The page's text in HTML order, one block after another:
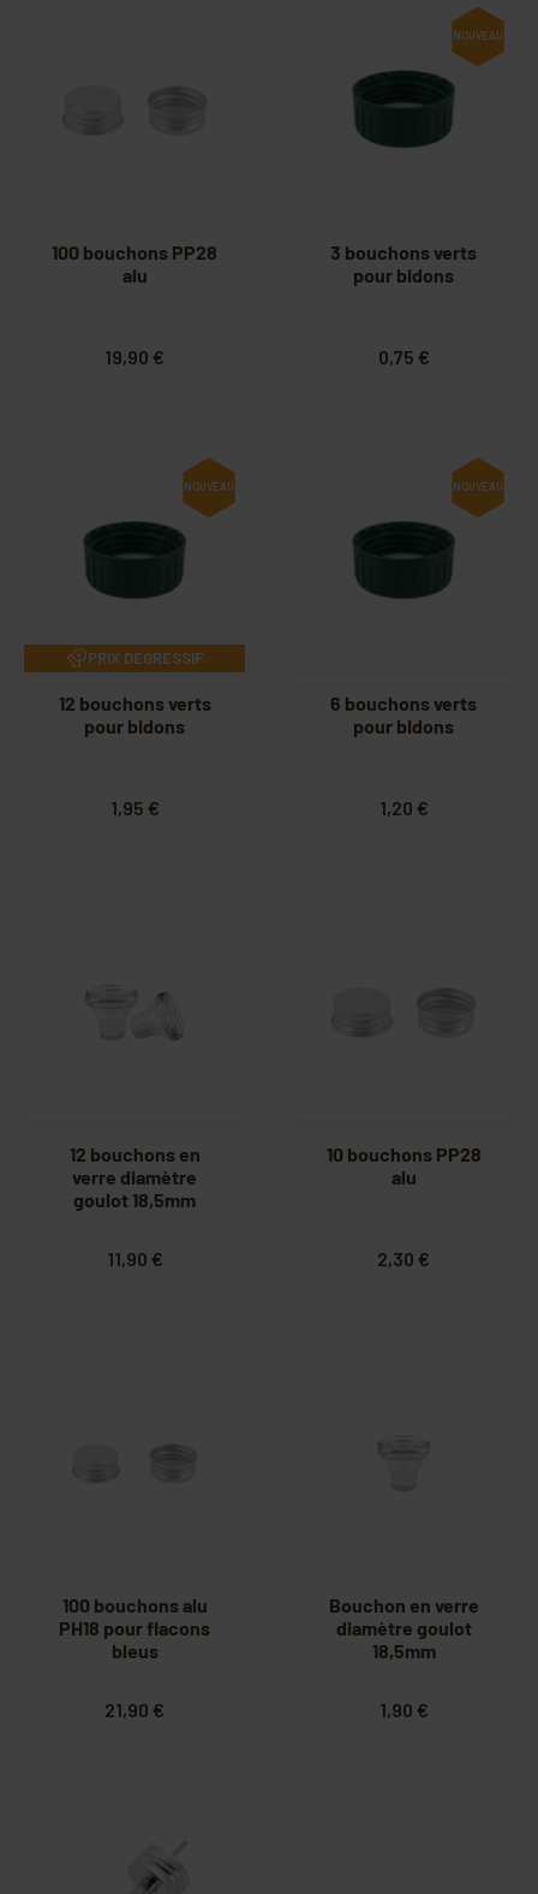
100 bouchons PP28
alu
19,90 €
NOUVEAU
3 bouchons verts
pour bidons
0,75 €
NOUVEAU
PRIX DEGRESSIF
12 bouchons verts
pour bidons
1,95 €
NOUVEAU
6 bouchons verts
pour bidons
1,20 €
12 bouchons en
verre diamètre
goulot 18,5mm
11,90 €
10 bouchons PP28
alu
2,30 €
100 bouchons alu
PH18 pour flacons
bleus
21,90 €
Bouchon en verre
diamètre goulot
18,5mm
1,90 €